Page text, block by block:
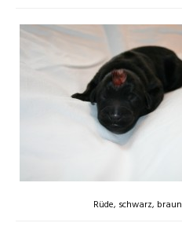
Rüde, schwarz, braun